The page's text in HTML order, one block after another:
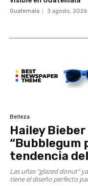
Guatemala 3 agosto, 2026